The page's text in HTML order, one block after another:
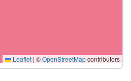
Leaflet | ©OpenStreetMapcontributors